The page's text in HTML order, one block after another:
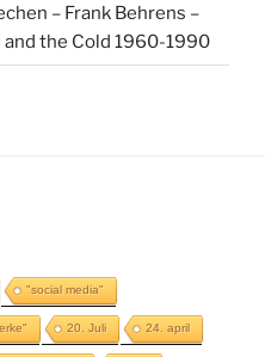
– Frank Behrens –
and the Cold 1960-1990
"social media"
20. Juli 24. april